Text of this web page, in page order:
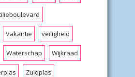
Vakantie veiligheid
Waterschap Wijkraad
Zuidplas